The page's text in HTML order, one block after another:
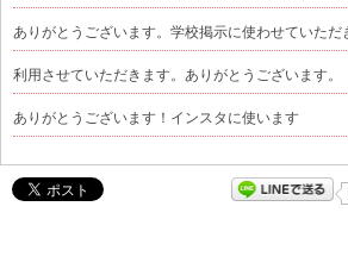
ありがとうございます。学校掲示に使わせていただ
利用させていただきます。ありがとうございます。
ありがとうございます！インスタに使います